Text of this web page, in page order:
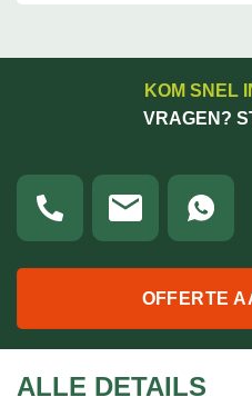
KOM SNEL
VRAGEN?
OFFERTE
ALLE DETAILS